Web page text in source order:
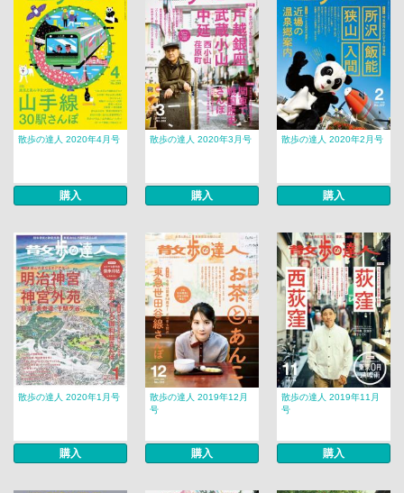
散歩の達人 2020年4月号
購入
散歩の達人 2020年3月号
購入
散歩の達人 2020年2月号
購入
散歩の達人 2020年1月号
購入
散歩の達人 2019年12月
号
購入
散歩の達人 2019年11月
号
購入